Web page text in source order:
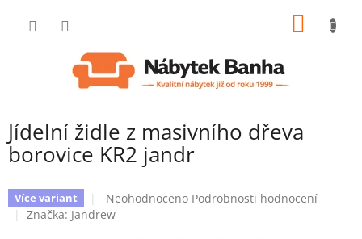
Jídelní židle z masivního dřeva
borovice KR2 jandr
Více variant
Průměrné
hodnocení
Neohodnoceno Podrobnosti hodnocení
Značka: Jandrew